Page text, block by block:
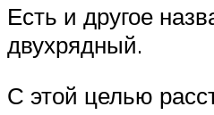
Есть и другое
двухрядный.
С этой целью